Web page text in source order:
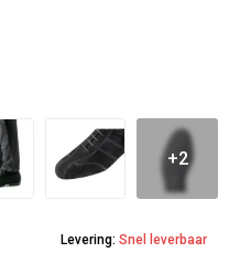
+2
Levering: Snel leverbaar